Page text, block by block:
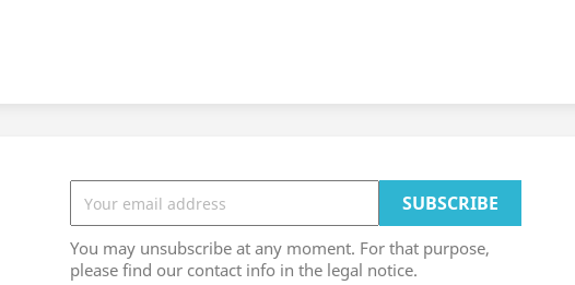
You may unsubscribe at any moment. For that purpose,
please find our contact info in the legal notice.